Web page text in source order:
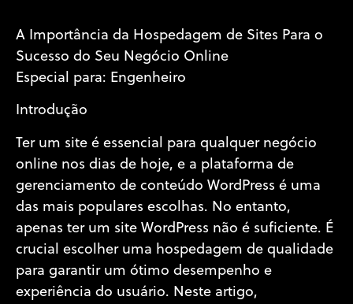
A Importância da Hospedagem de Sites Para o
Sucesso do Seu Negócio Online
Especial para: Engenheiro
Introdução
Ter um site é essencial para qualquer negócio
online nos dias de hoje, e a plataforma de
gerenciamento de conteúdo WordPress é uma
das mais populares escolhas. No entanto,
apenas ter um site WordPress não é suficiente. É
crucial escolher uma hospedagem de qualidade
para garantir um ótimo desempenho e
experiência do usuário. Neste artigo,